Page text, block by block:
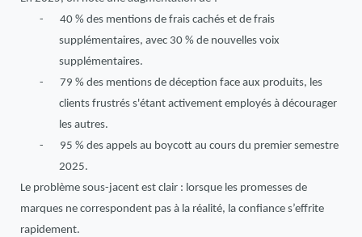
-
40 % des mentions de frais cachés et de frais
supplémentaires, avec 30 % de nouvelles voix
supplémentaires.
-
79 % des mentions de déception face aux produits, les
clients frustrés s'étant activement employés à décourager
les autres.
-
95 % des appels au boycott au cours du premier semestre
2025.
Le problème sous-jacent est clair : lorsque les promesses de
marques ne correspondent pas à la réalité, la confiance s’effrite
rapidement.